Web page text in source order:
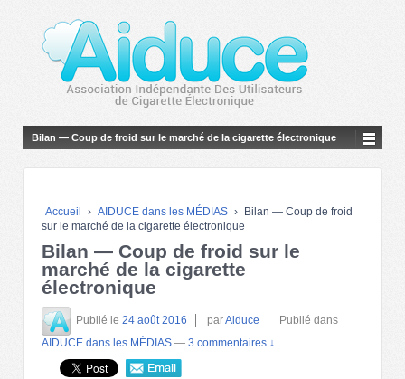
Bilan — Coup de froid sur le marché de la cigarette électronique
Accueil › AIDUCE dans les MÉDIAS ›
Bilan — Coup de froid
sur le marché de la cigarette électronique
Bilan — Coup de froid sur le
marché de la cigarette
électronique
Publié le 24 août 2016 parAiduce
Publié dans
AIDUCE dans les MÉDIAS — 3 commentaires ↓